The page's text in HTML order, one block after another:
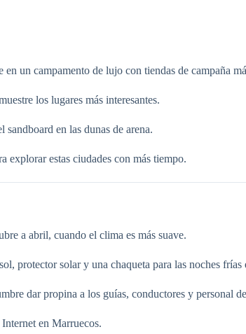
un campamento de lujo con tiendas de campaña
los lugares más interesantes.
en las dunas de arena.
explorar estas ciudades con más tiempo.
a abril, cuando el clima es más suave.
protector solar y una chaqueta para las noches frías
dar propina a los guías, conductores y personal
en Marruecos.